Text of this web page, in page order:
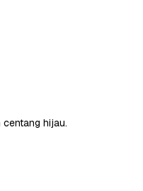
hijau.